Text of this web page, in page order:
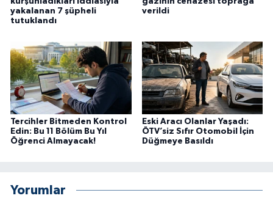
yakalanan 7 şüpheli
tutuklandı
verildi
Tercihler Bitmeden Kontrol
Edin: Bu 11 Bölüm Bu Yıl
Öğrenci Almayacak!
Eski Aracı Olanlar Yaşadı:
ÖTV’siz Sıfır Otomobil İçin
Düğmeye Basıldı
Yorumlar